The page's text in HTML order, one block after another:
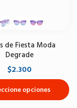
de Fiesta Moda
Degrade
$2.300
opciones